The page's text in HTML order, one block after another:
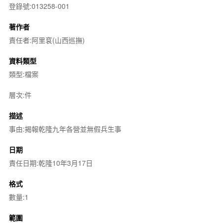
登錄號:013258-001
著作者
責任者:阿里袞(山西巡撫)
資料類型
類型:檔案
層次:件
描述
事由:揭報乾隆九年各營並無假兵生事
日期
責任日期:乾隆10年3月17日
格式
數量:1
範圍